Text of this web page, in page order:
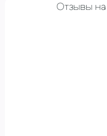
Отзывы